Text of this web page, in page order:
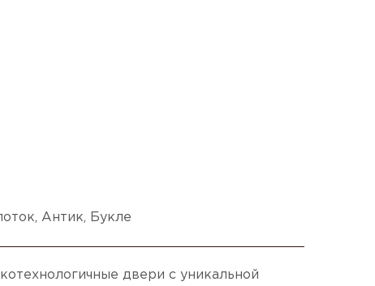
Антик, Букле
двери c уникальной